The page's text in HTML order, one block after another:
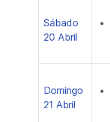
Sábado
20 Abril
Domingo
21 Abril